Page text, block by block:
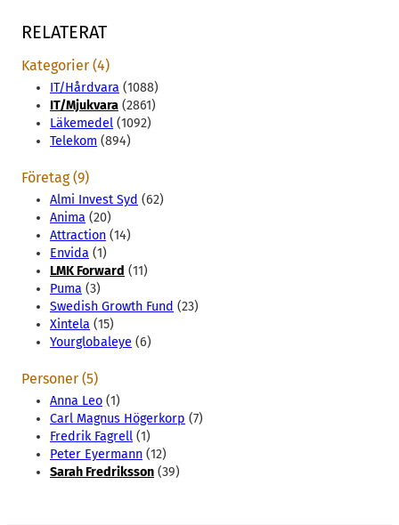
RELATERAT
Kategorier (4)
IT/Hårdvara (1088)
IT/Mjukvara (2861)
Läkemedel (1092)
Telekom (894)
Företag (9)
Almi Invest Syd (62)
Anima (20)
Attraction (14)
Envida (1)
LMK Forward (11)
Puma (3)
Swedish Growth Fund (23)
Xintela (15)
Yourglobaleye (6)
Personer (5)
Anna Leo (1)
Carl Magnus Högerkorp (7)
Fredrik Fagrell (1)
Peter Eyermann (12)
Sarah Fredriksson (39)